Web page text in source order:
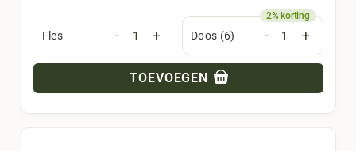
was:
is:
34,95.
Fles - + Doos (6) - +
TOEVOEGEN